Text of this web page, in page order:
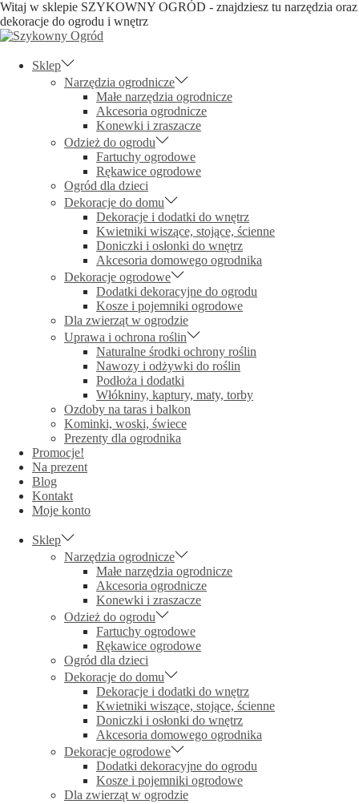
Witaj w sklepie SZYKOWNY OGRÓD - znajdziesz tu narzędzia oraz
dekoracje do ogrodu i wnętrz
Skip
navigation
Skip
contentSklep
Narzędzia ogrodnicze
Małe narzędzia ogrodnicze
Akcesoria ogrodnicze
Konewki i zraszacze
Odzież do ogrodu
Fartuchy ogrodowe
Rękawice ogrodowe
Ogród dla dzieci
Dekoracje do domu
Dekoracje i dodatki do wnętrz
Kwietniki wiszące, stojące, ścienne
Doniczki i osłonki do wnętrz
Akcesoria domowego ogrodnika
Dekoracje ogrodowe
Dodatki dekoracyjne do ogrodu
Kosze i pojemniki ogrodowe
Dla zwierząt w ogrodzie
Uprawa i ochrona roślin
Naturalne środki ochrony roślin
Nawozy i odżywki do roślin
Podłoża i dodatki
Włókniny, kaptury, maty, torby
Ozdoby na taras i balkon
Kominki, woski, świece
Prezenty dla ogrodnika
Promocje!
Na prezent
Blog
Kontakt
Moje konto
Sklep
Narzędzia ogrodnicze
Małe narzędzia ogrodnicze
Akcesoria ogrodnicze
Konewki i zraszacze
Odzież do ogrodu
Fartuchy ogrodowe
Rękawice ogrodowe
Ogród dla dzieci
Dekoracje do domu
Dekoracje i dodatki do wnętrz
Kwietniki wiszące, stojące, ścienne
Doniczki i osłonki do wnętrz
Akcesoria domowego ogrodnika
Dekoracje ogrodowe
Dodatki dekoracyjne do ogrodu
Kosze i pojemniki ogrodowe
Dla zwierząt w ogrodzie